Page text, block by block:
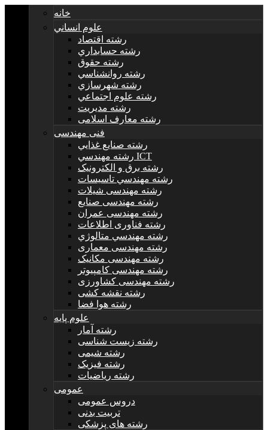
خانه
علوم انساني
رشته اقتصاد
رشته حسابداري
رشته حقوق
رشته روانشناسي
رشته شهرسازي
رشته علوم اجتماعي
رشته مديريت
رشته معارف اسلامی
فنی مهندسی
رشته صنايع غذايي
رشته مهندسي ICT
رشته برق و الکترونيک
رشته مهندسي تاسيسات
رشته مهندسی شیلات
رشته مهندسی صنایع
رشته مهندسی عمران
رشته فناوری اطلاعات
رشته مهندسي متالوژي
رشته مهندسی معماری
رشته مهندسی مکانیک
رشته مهندسی کامپیوتر
رشته مهندسی کشاورزی
رشته نقشه کشی
رشته هوا فضا
علوم پایه
رشته آمار
رشته زیست شناسی
رشته شیمی
رشته فیزیک
رشته ریاضیات
عمومی
دروس عمومی
تربیت بدنی
رشته های پزشکی